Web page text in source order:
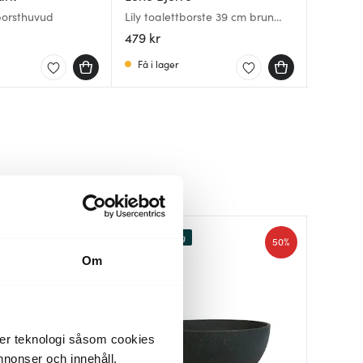
Om
teknologi såsom cookies
och innehåll,
Lily toalettborste 39 cm brun
sand
479 kr
Få i lager
50%
Lagerrensning